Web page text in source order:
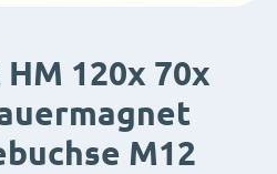
120x 70x
M12